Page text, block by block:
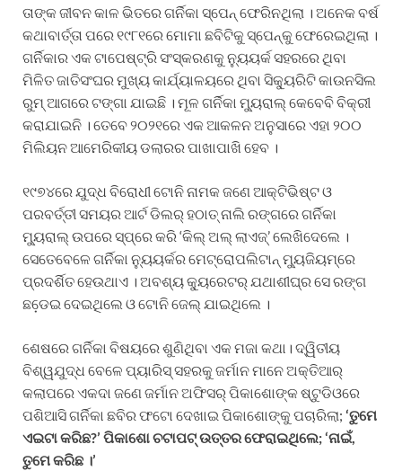
ତାଙ୍କ ଜୀବନ କାଳ ଭିତରେ ଗର୍ନିକା ସ୍ପେନ୍ ଫେରିନଥିଲା । ଅନେକ ବର୍ଷ
କଥାବାର୍ତ୍ତା ପରେ ୧୯୮୧ରେ ମୋମା ଛବିଟିକୁ ସ୍ପେନ୍‌କୁ ଫେରେଇଥିଲା ।
ଗର୍ନିକାର ଏକ ଟାପେଷ୍ଟ୍ରି ସଂସ୍କରଣକୁ ନ୍ୟୁୟର୍କ ସହରରେ ଥିବା
ମିଳିତ ଜାତିସଂଘର ମୁଖ୍ୟ କାର୍ଯ୍ୟାଳୟରେ ଥିବା ସିକ୍ୟୁରିଟି କାଉନସିଲ
ରୁମ୍ ଆଗରେ ଟଙ୍ଗା ଯାଇଛି । ମୂଳ ଗର୍ନିକା ମ୍ୟୁରାଲ୍ କେବେବି ବିକ୍ରୀ
କରାଯାଇନି । ତେବେ ୨୦୨୧ରେ ଏକ ଆକଳନ ଅନୁସାରେ ଏହା ୨୦୦
ମିଲିୟନ ଆମେରିକୀୟ ଡଲାରର ପାଖାପାଖି ହେବ ।
୧୯୭୪ରେ ଯୁଦ୍ଧ ବିରୋଧୀ ଟୋନି ନାମକ ଜଣେ ଆକ୍ଟିଭିଷ୍ଟ ଓ
ପରବର୍ତ୍ତୀ ସମୟର ଆର୍ଟ ଡିଲର୍ ହଠାତ୍ ନାଲି ରଙ୍ଗରେ ଗର୍ନିକା
ମ୍ୟୁରାଲ୍ ଉପରେ ସ୍ପ୍ରେ କରି ‘କିଲ୍ ଅଲ୍ ଲାଏଜ୍’ ଲେଖିଦେଲେ ।
ସେତେବେଳେ ଗର୍ନିକା ନ୍ୟୁୟର୍କର ମେଟ୍ରୋପଲିଟାନ୍ ମ୍ୟୁଜିୟମ୍‌ରେ
ପ୍ରଦର୍ଶିତ ହେଉଥାଏ । ଅବଶ୍ୟ କ୍ୟୁରେଟର୍ ଯଥାଶୀଘ୍ର ସେ ରଙ୍ଗ
ଛଡେ଼ଇ ଦେଇଥିଲେ ଓ ଟୋନି ଜେଲ୍ ଯାଇଥିଲେ ।
ଶେଷରେ ଗର୍ନିକା ବିଷୟରେ ଶୁଣିଥିବା ଏକ ମଜା କଥା। ଦ୍ୱିତୀୟ
ବିଶ୍ୱଯୁଦ୍ଧ ବେଳେ ପ୍ୟାରିସ୍ ସହରକୁ ଜର୍ମାନ ମାନେ ଅକ୍ତିଆର୍
କଲାପରେ ଏକଦା ଜଣେ ଜର୍ମାନ ଅଫିସର୍ ପିକାଶୋଙ୍କ ଷ୍ଟୁଡିଓରେ
ପଶିଆସି ଗର୍ନିକା ଛବିର ଫଟୋ ଦେଖାଇ ପିକାଶୋଙ୍କୁ ପଚାରିଲା; ‘ତୁମେ
ଏଇଟାକରିଛ?’ ପିକାଶୋଚଟାପଟ୍ଉତ୍ତରଫେରାଇଥିଲେ; ‘ନାଇଁ,
ତୁମେକରିଛ ।’